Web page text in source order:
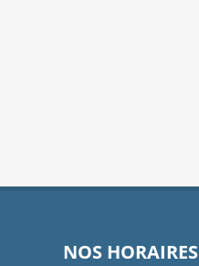
NOS HORAIRES